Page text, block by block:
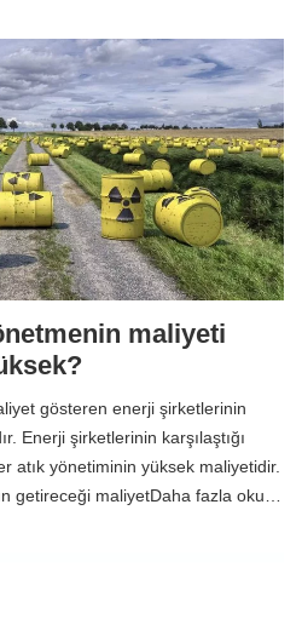
maliyeti
gösteren enerji şirketlerinin
Enerji şirketlerinin karşılaştığı
atık yönetiminin yüksek maliyetidir.
getireceği maliyetDaha fazla oku…